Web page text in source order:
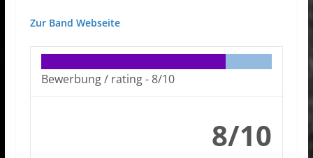
Zur Band Webseite
Bewerbung / rating -8/10
8/10